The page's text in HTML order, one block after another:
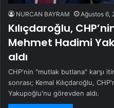
NURCAN BAYRAM Ağustos 6,
Kılıçdaroğlu,
Mehmet Hadimi
aldı
CHP'nin "mutlak butlana" karşı
sonrası; Kemal Kılıçdaroğlu,
Yakupoğlu'nu görevden aldı.